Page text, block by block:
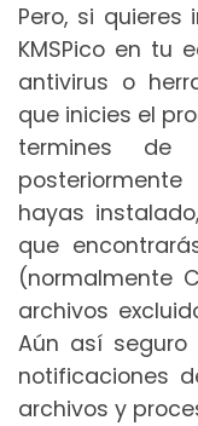
Pero, si
KMSPico en tu
antivirus o
que inicies el
termines de
hayas
que
(normalmente
archivos
Aún así
notificaciones
archivos y